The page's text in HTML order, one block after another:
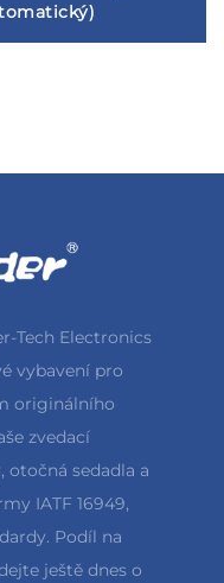
Tech Electronics
vybavení pro
originálního
zvedací
otočná sedadla a
IATF 16949,
Podíl na
ještě dnes o